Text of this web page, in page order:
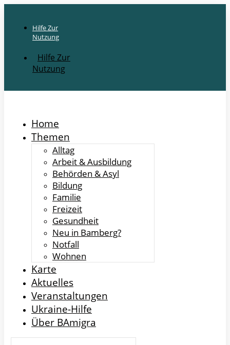
Hilfe Zur
Nutzung
Hilfe Zur
Nutzung
Home
Themen
Alltag
Arbeit & Ausbildung
Behörden & Asyl
Bildung
Familie
Freizeit
Gesundheit
Neu in Bamberg?
Notfall
Wohnen
Karte
Aktuelles
Veranstaltungen
Ukraine-Hilfe
Über BAmigra